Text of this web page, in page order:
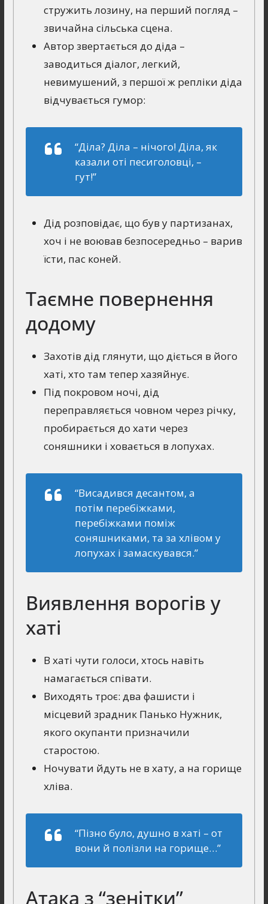
стружить лозину, на перший погляд –
звичайна сільська сцена.
Автор звертається до діда –
заводиться діалог, легкий,
невимушений, з першої ж репліки діда
відчувається гумор:
“Діла? Діла – нiчого! Діла, як
казали отi песиголовцi, –
гут!”
Дід розповідає, що був у партизанах,
хоч і не воював безпосередньо – варив
їсти, пас коней.
Таємне повернення
додому
Захотів дід глянути, що діється в його
хаті, хто там тепер хазяйнує.
Під покровом ночі, дід
переправляється човном через річку,
пробирається до хати через
соняшники і ховається в лопухах.
“Висадився десантом, а
потiм перебiжками,
перебiжками помiж
соняшниками, та за хлiвом у
лопухах i замаскувався.”
Виявлення ворогів у
хаті
В хаті чути голоси, хтось навіть
намагається співати.
Виходять троє: два фашисти і
місцевий зрадник Панько Нужник,
якого окупанти призначили
старостою.
Ночувати йдуть не в хату, а на горище
хліва.
“Пiзно було, душно в хатi – от
вони й полiзли на горище…”
Атака з “зенітки”